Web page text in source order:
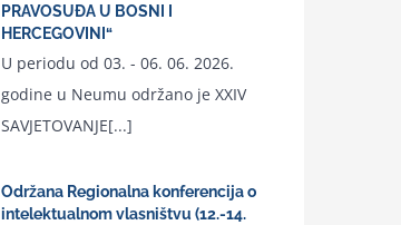
PRAVOSUĐA U BOSNI I
HERCEGOVINI“
U periodu od 03. - 06. 06. 2026.
godine u Neumu održano je XXIV
SAVJETOVANJE[...]
Održana Regionalna konferencija o
intelektualnom vlasništvu (12.-14.